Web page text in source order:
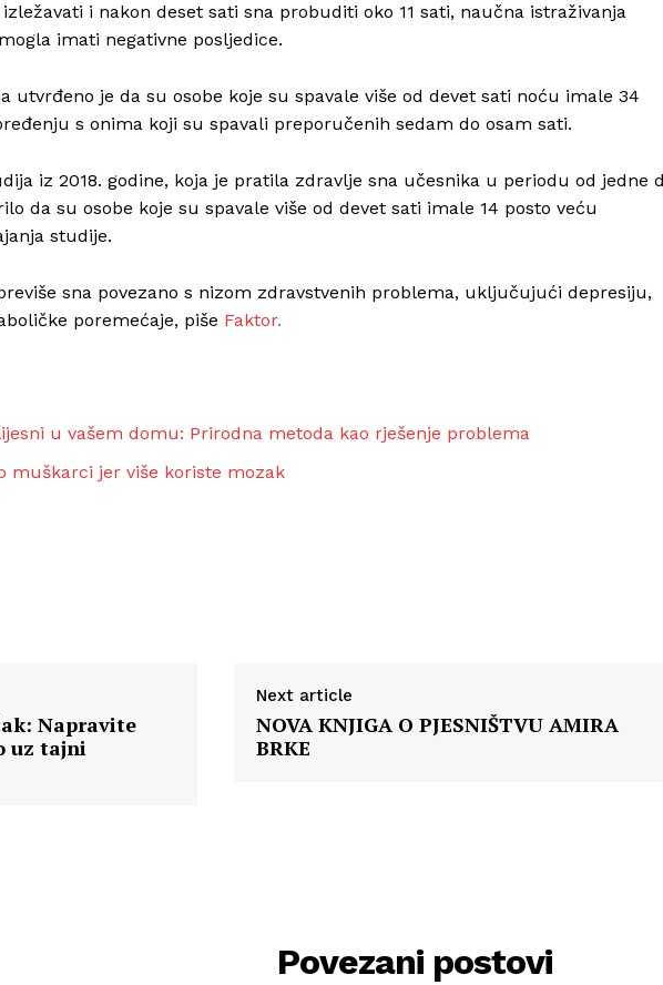
i nakon deset sati sna probuditi oko 11 sati, naučna istraživanja
imati negativne posljedice.
utvrđeno je da su osobe koje su spavale više od devet sati noću imale 34
s onima koji su spavali preporučenih sedam do osam sati.
iz 2018. godine, koja je pratila zdravlje sna učesnika u periodu od jedne
da su osobe koje su spavale više od devet sati imale 14 posto veću
studije.
sna povezano s nizom zdravstvenih problema, uključujući depresiju,
poremećaje, piše Faktor.
u vašem domu: Prirodna metoda kao rješenje problema
muškarci jer više koriste mozak
Napravite
uz tajni
Next article
NOVA KNJIGA O PJESNIŠTVU AMIRA
BRKE
Povezani postovi